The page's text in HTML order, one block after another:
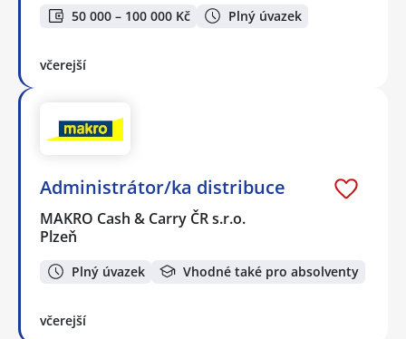
50 000 – 100 000 Kč Plný úvazek
včerejší
Administrátor/ka distribuce
MAKRO Cash & Carry ČR s.r.o.
Plzeň
Plný úvazek Vhodné také pro absolventy
včerejší